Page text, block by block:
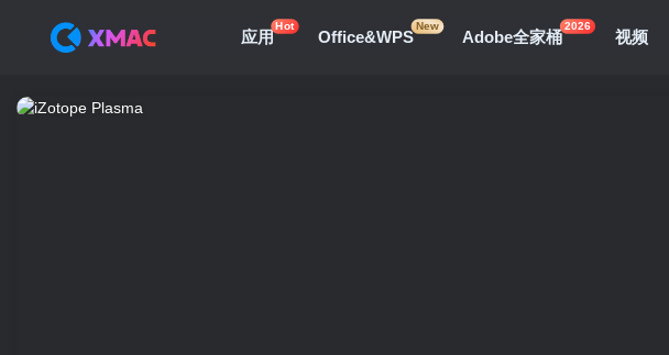
应用
Hot
Office&WPS
New
Adobe全家桶
2026
视频